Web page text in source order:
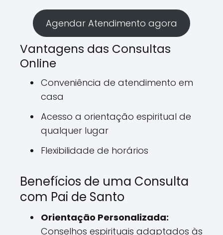
Agendar Atendimento agora
Vantagens das Consultas
Online
Conveniência de atendimento em
casa
Acesso a orientação espiritual de
qualquer lugar
Flexibilidade de horários
Benefícios de uma Consulta
com Pai de Santo
Orientação Personalizada:
Conselhos espirituais adaptados às